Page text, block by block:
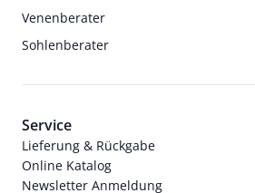
Venenberater
Sohlenberater
Service
Lieferung & Rückgabe
Online Katalog
Newsletter Anmeldung